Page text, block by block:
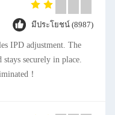
มีประโยชน์ (8987)
IPD adjustment. The
securely in place.
！